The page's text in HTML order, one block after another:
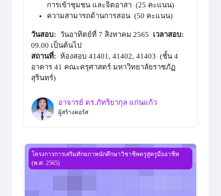
การเข้าชุมชน และจิตอาสา (25 คะแนน)
ความสามารถด้านการสอน (50 คะแนน)
วันสอบ: วันอาทิตย์ที่ 7 สิงหาคม 2565 เวลาสอบ:
09.00 เป็นต้นไป
สถานที่: ห้องสอบ 41401, 41402, 41403 (ชั้น 4
อาคาร 41 คณะครุศาสตร์ มหาวิทยาลัยราชภัฏ
สุรินทร์)
อาจารย์ ดร.ภัทริยากุล แก่นแก้ว
ผู้สร้างคอร์ส
วันที่ 22 กรกฎาคม 2565
โครงการการเสริมศักยภาพนักศึกษาวิชาชีพครูสู่ครูมืออาชีพ
(พ.ศ. 2565)